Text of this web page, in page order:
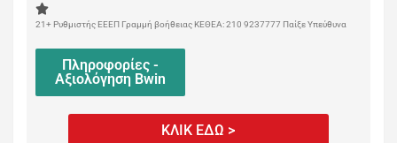
21+ Ρυθμιστής ΕΕΕΠ Γραμμή βοήθειας ΚΕΘΕΑ: 210 9237777 Παίξε Υπεύθυνα
Πληροφορίες -
Αξιολόγηση Bwin
ΚΛΙΚ ΕΔΩ >